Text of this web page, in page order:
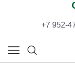
+7 952-